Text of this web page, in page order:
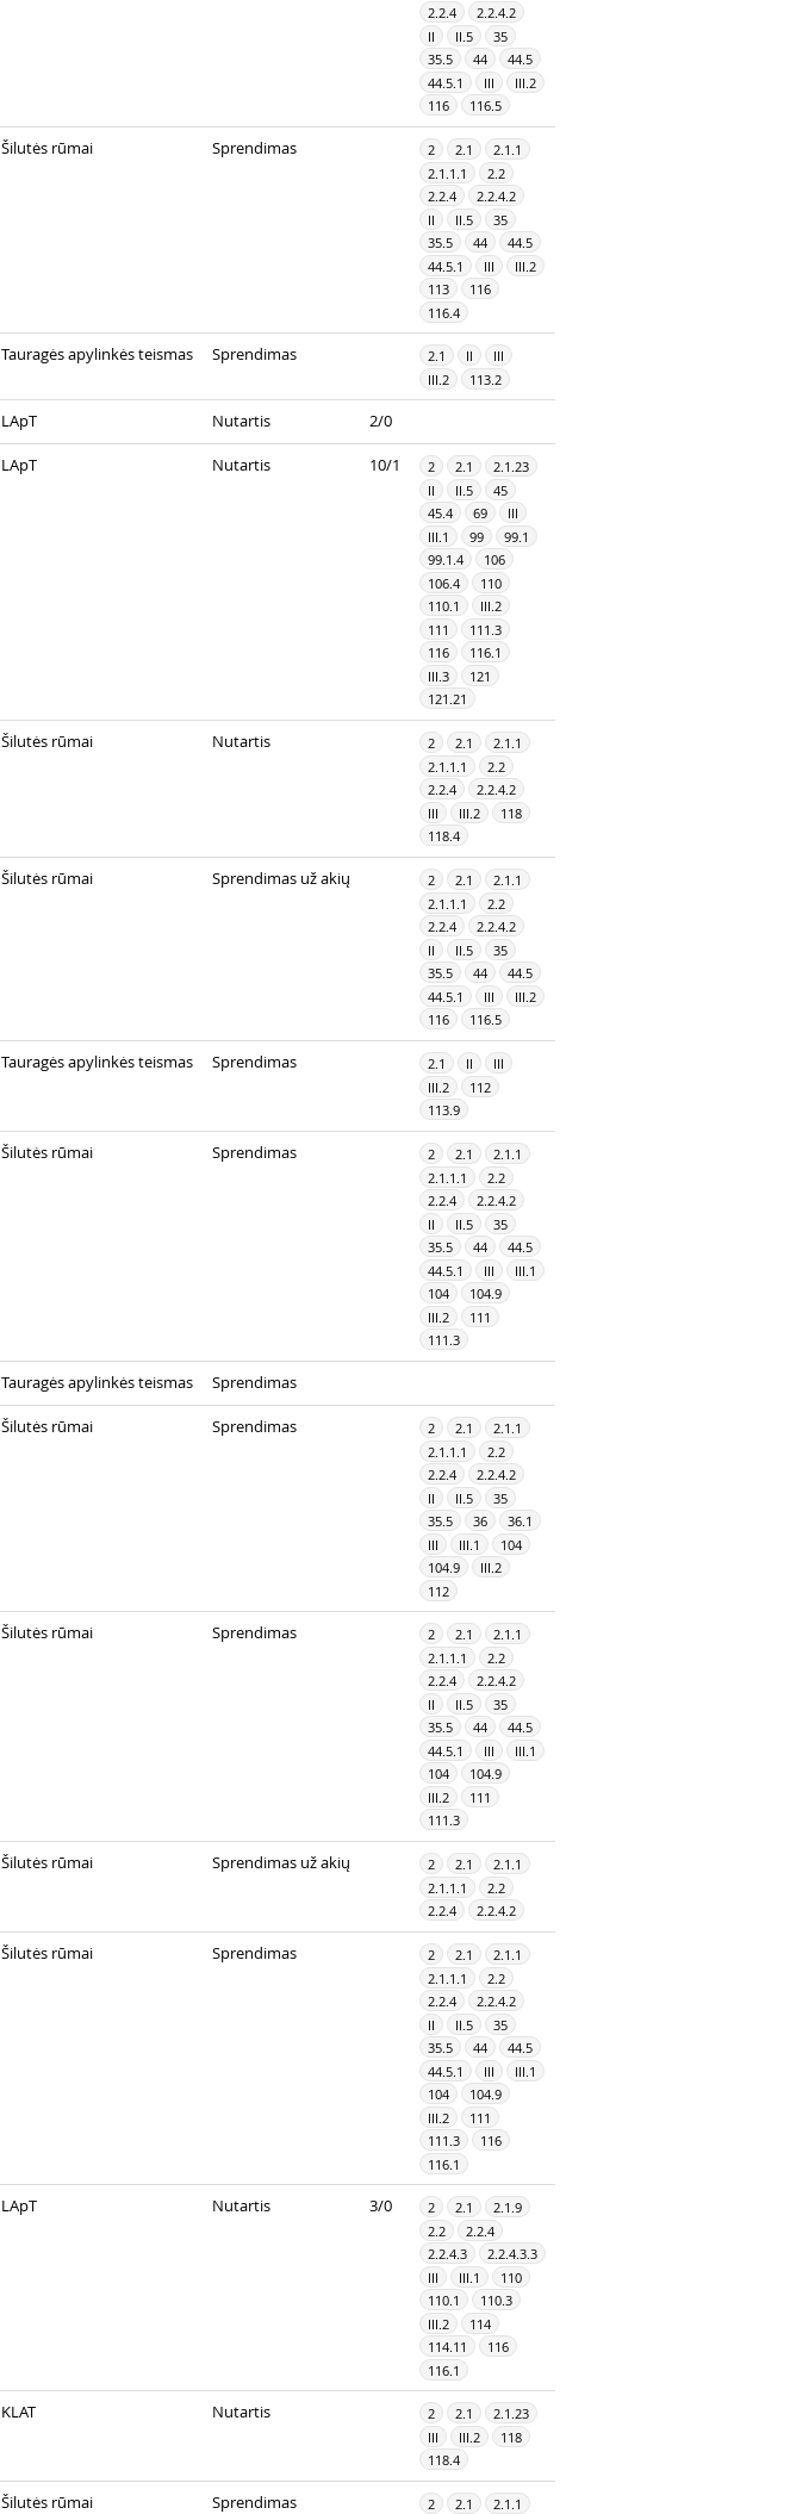
2.2.4
2.2.4.2
II
II.5
35
35.5
44
44.5
44.5.1
III
III.2
116
116.5
Šilutės rūmai Sprendimas 2 2.1
2.1.1
2.1.1.1
2.2
2.2.4
2.2.4.2
II
II.5
35
35.5
44
44.5
44.5.1
III
III.2
113
116
116.4
Tauragės apylinkės teismas Sprendimas 2.1 II
III
III.2
113.2
LApT Nutartis 2/0
LApT Nutartis 10/1 2 2.1
2.1.23
II
II.5
45
45.4
69
III
III.1
99
99.1
99.1.4
106
106.4
110
110.1
III.2
111
111.3
116
116.1
III.3
121
121.21
Šilutės rūmai Nutartis 2 2.1
2.1.1
2.1.1.1
2.2
2.2.4
2.2.4.2
III
III.2
118
118.4
Šilutės rūmai Sprendimas už akių 2 2.1
2.1.1
2.1.1.1
2.2
2.2.4
2.2.4.2
II
II.5
35
35.5
44
44.5
44.5.1
III
III.2
116
116.5
Tauragės apylinkės teismas Sprendimas 2.1 II
III
III.2
112
113.9
Šilutės rūmai Sprendimas 2 2.1
2.1.1
2.1.1.1
2.2
2.2.4
2.2.4.2
II
II.5
35
35.5
44
44.5
44.5.1
III
III.1
104
104.9
III.2
111
111.3
Tauragės apylinkės teismas Sprendimas
Šilutės rūmai Sprendimas 2 2.1
2.1.1
2.1.1.1
2.2
2.2.4
2.2.4.2
II
II.5
35
35.5
36
36.1
III
III.1
104
104.9
III.2
112
Šilutės rūmai Sprendimas 2 2.1
2.1.1
2.1.1.1
2.2
2.2.4
2.2.4.2
II
II.5
35
35.5
44
44.5
44.5.1
III
III.1
104
104.9
III.2
111
111.3
Šilutės rūmai Sprendimas už akių 2 2.1
2.1.1
2.1.1.1
2.2
2.2.4
2.2.4.2
Šilutės rūmai Sprendimas 2 2.1
2.1.1
2.1.1.1
2.2
2.2.4
2.2.4.2
II
II.5
35
35.5
44
44.5
44.5.1
III
III.1
104
104.9
III.2
111
111.3
116
116.1
LApT Nutartis 3/0 2 2.1
2.1.9
2.2
2.2.4
2.2.4.3
2.2.4.3.3
III
III.1
110
110.1
110.3
III.2
114
114.11
116
116.1
KLAT Nutartis 2 2.1
2.1.23
III
III.2
118
118.4
Šilutės rūmai Sprendimas 2 2.1 2.1.1